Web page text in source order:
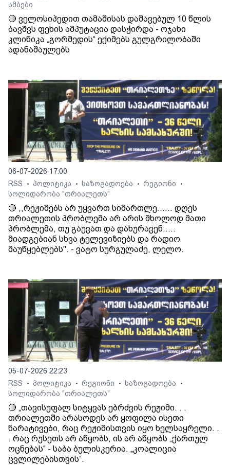
ამბები
🔴 ველოსიპედით თამაშისას დაშავებულ 10 წლის
ბავშვს ფეხის ამპუტაცია დასჭირდა - ოჯახი
კლინიკა „გორმედის“ ექიმებს გულგრილობაში
ადანაშაულებს
06-07-2026 17:00
RSS
• პოლიტიკა • საზოგადოება • რეგიონი •
სოლიდარობა "თრიალეთს"
🔴 ,,რეჟიმებს არ უყვართ სიმართლე...... დღეს
თრიალეთის პრობლემა არ არის მხოლოდ მათი
პრობლემა, თუ გაუვათ და დახურავენ.....
მიადგებიან სხვა ტელევიზიებს და რადიო
მაუწყებლებს". - ვატო სურგულაძე, ლელო.
05-07-2026 22:23
RSS
• პოლიტიკა • რეგიონი • საზოგადოება •
სოლიდარობა "თრიალეთს"
🔴 „თავისუფალ სიტყვას ებრძვის რეჟიმი. . .
თრიალეთში არასოდეს არ ყოფილა ისეთი
ნარატივები, რაც რეჟიმისთვის იყო ხელსაყრელი. .
. რაც რუსეთს არ აწყობს, ის არ აწყობს „ქართულ
ოცნებას“ - საბა ბულისკერია. „კოალიცია
ცვლილებისთვის“.